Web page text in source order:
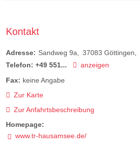
Kontakt
Adresse: Sandweg 9a 37083 Göttingen
Telefon: +49 551...
anzeigen
Fax: keine Angabe
Zur Karte
Zur Anfahrtsbeschreibung
Homepage:
www.tr-hausamsee.de/